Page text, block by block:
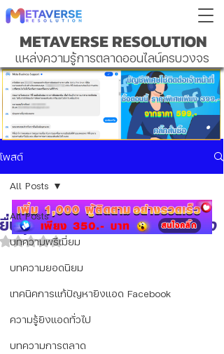
METAVERSE RESOLUTION
แหล่งความรู้การตลาดออนไลน์ครบวงจร
โพสต์
All Posts
บทความพรีเมี่ยม
บทความยอดนิยม
เทคนิคการแก้ปัญหายิงแอด Facebook
ความรู้ยิงแอดทั่วไป
บทความการตลาด
All Posts
ยื่นอุทธรณ์เพจ ติดเหลือง ติดแดง
ได้รับ NaN เต็ม 5 ดาว